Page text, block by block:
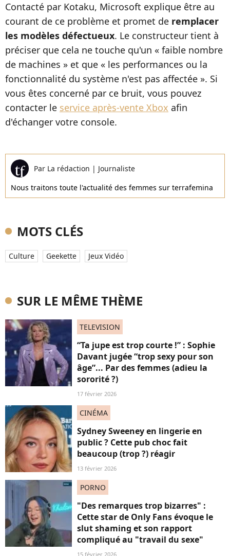
Contacté par Kotaku, Microsoft explique être au
courant de ce problème et promet de remplacer
les modèles défectueux. Le constructeur tient à
préciser que cela ne touche qu'un « faible nombre
de machines » et que « les performances ou la
fonctionnalité du système n'est pas affectée ». Si
vous êtes concerné par ce bruit, vous pouvez
contacter le service après-vente Xbox afin
d'échanger votre console.
Par La rédaction | Journaliste
Nous traitons toute l'actualité des femmes sur terrafemina
MOTS CLÉS
Culture Geekette Jeux Vidéo
SUR LE MÊME THÈME
TELEVISION
“Ta jupe est trop courte !” : Sophie
Davant jugée “trop sexy pour son
âge”... Par des femmes (adieu la
sororité ?)
17 février 2026
CINÉMA
Sydney Sweeney en lingerie en
public ? Cette pub choc fait
beaucoup (trop ?) réagir
13 février 2026
PORNO
"Des remarques trop bizarres" :
Cette star de Only Fans évoque le
slut shaming et son rapport
compliqué au "travail du sexe"
15 février 2026